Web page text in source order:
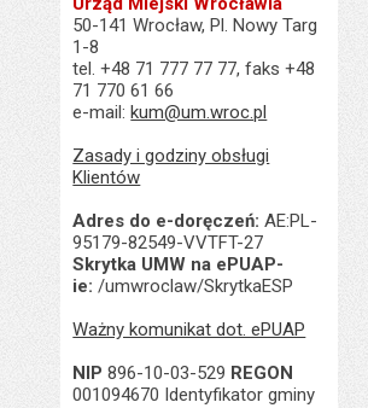
50-141 Wrocław, Pl. Nowy Targ
1-8
tel. +48 71 777 77 77, faks +48
71 770 61 66
e-mail:kum@um.wroc.pl
Zasady i godziny obsługi
Klientów
Adres do e-doręczeń: AE:PL-
95179-82549-VVTFT-27
Skrytka UMW na ePUAP-
ie: /umwroclaw/SkrytkaESP
Ważny komunikat dot. ePUAP
NIP 896-10-03-529 REGON
001094670 Identyfikator gminy